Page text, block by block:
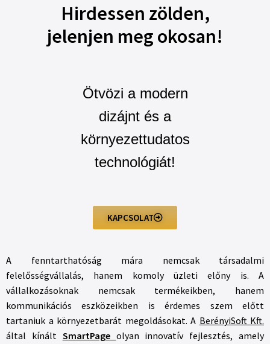
Hirdessen zölden,
jelenjen meg okosan!
Ötvözi a modern
dizájnt és a
környezettudatos
technológiát!
KAPCSOLAT
A fenntarthatóság mára nemcsak társadalmi
felelősségvállalás, hanem komoly üzleti előny is. A
vállalkozásoknak nemcsak termékeikben, hanem
kommunikációs eszközeikben is érdemes szem előtt
tartaniuk a környezetbarát megoldásokat. A BerényiSoft Kft.
által kínált SmartPage olyan innovatív fejlesztés, amely